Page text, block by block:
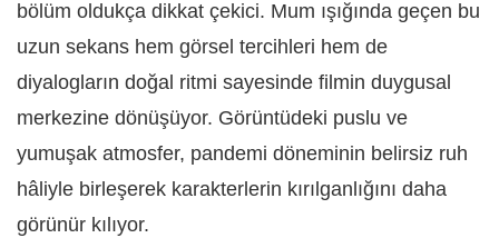
bölüm oldukça dikkat çekici. Mum ışığında geçen bu
uzun sekans hem görsel tercihleri hem de
diyalogların doğal ritmi sayesinde filmin duygusal
merkezine dönüşüyor. Görüntüdeki puslu ve
yumuşak atmosfer, pandemi döneminin belirsiz ruh
hâliyle birleşerek karakterlerin kırılganlığını daha
görünür kılıyor.